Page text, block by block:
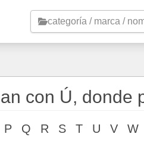
con Ú, donde
P Q R S T U V W